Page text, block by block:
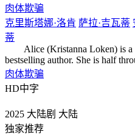
肉体欺骗
克里斯塔娜·洛肯 萨拉·吉瓦蒂
蒂
Alice (Kristanna Loken) is a
bestselling author. She is half
肉体欺骗
HD中字
2025 大陆剧 大陆
独家推荐